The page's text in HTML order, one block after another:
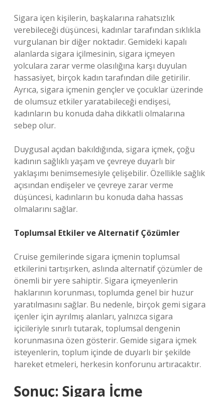
Sigara içen kişilerin, başkalarına rahatsızlık
verebileceği düşüncesi, kadınlar tarafından sıklıkla
vurgulanan bir diğer noktadır. Gemideki kapalı
alanlarda sigara içilmesinin, sigara içmeyen
yolculara zarar verme olasılığına karşı duyulan
hassasiyet, birçok kadın tarafından dile getirilir.
Ayrıca, sigara içmenin gençler ve çocuklar üzerinde
de olumsuz etkiler yaratabileceği endişesi,
kadınların bu konuda daha dikkatli olmalarına
sebep olur.
Duygusal açıdan bakıldığında, sigara içmek, çoğu
kadının sağlıklı yaşam ve çevreye duyarlı bir
yaklaşımı benimsemesiyle çelişebilir. Özellikle sağlık
açısından endişeler ve çevreye zarar verme
düşüncesi, kadınların bu konuda daha hassas
olmalarını sağlar.
Toplumsal Etkiler ve Alternatif Çözümler
Cruise gemilerinde sigara içmenin toplumsal
etkilerini tartışırken, aslında alternatif çözümler de
önemli bir yere sahiptir. Sigara içmeyenlerin
haklarının korunması, toplumda genel bir huzur
yaratılmasını sağlar. Bu nedenle, birçok gemi sigara
içenler için ayrılmış alanları, yalnızca sigara
içicileriyle sınırlı tutarak, toplumsal dengenin
korunmasına özen gösterir. Gemide sigara içmek
isteyenlerin, toplum içinde de duyarlı bir şekilde
hareket etmeleri, herkesin konforunu artıracaktır.
Sonuç: Sigara İçme